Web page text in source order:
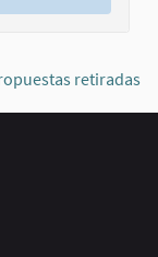
retiradas